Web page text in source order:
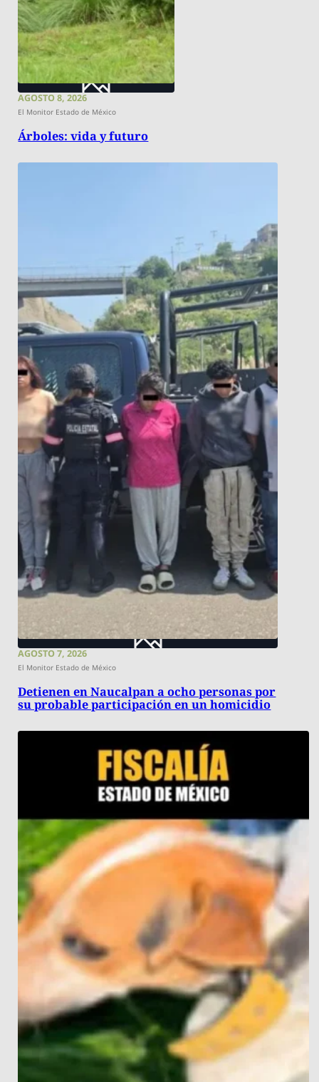
AGOSTO 8, 2026
El Monitor Estado de México
Árboles: vida y futuro
AGOSTO 7, 2026
El Monitor Estado de México
Detienen en Naucalpan a ocho personas por
su probable participación en un homicidio